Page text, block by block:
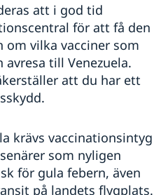
att i god tid
för att få den
vilka vacciner som
till Venezuela.
att du har ett
krävs vaccinationsintyg
som nyligen
för gula febern, även
på landets flygplats.